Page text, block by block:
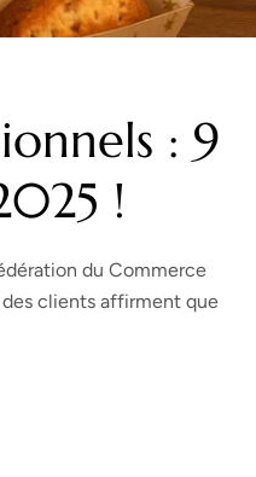
: 9
!
du Commerce
clients affirment que